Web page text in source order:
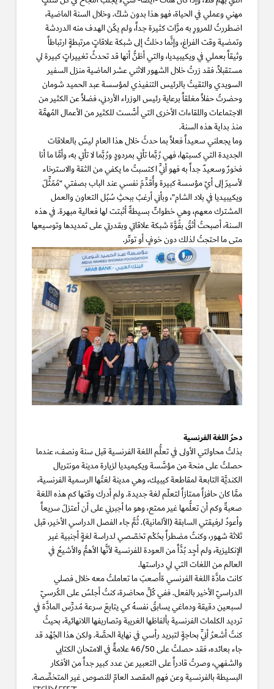
مهني وعملي في الحياة، فهو هذا بدون شكّ. وخلال السنة الماضية،
اضطررتُ للمرورِ به مرَّات كثيرة جداً، ولم يكُن الهدف منه الدردشة
وتمضية وقت الفراغ، وإنَّما دخلتُ إلى شبكة علاقاتٍ مرتبطةٍ ارتباطاً
وثيقاً بعملي في ويكيبيديا، والتي أظنُّ أنها قد تحدثُ تغييراتٍ كبيرة لي
مستقبلاً. فقد زرتُ خلال الشهور الاثني عشر الماضية منزل السفير
السويدي والتقيتُ بالرئيس التنفيذي لمؤسسة عبد الحميد شومان
وحضرتُ حفلاً مغلقاً برعاية رئيس الوزراء الأردني، فضلاً عن الكثير من
الاجتماعات واللقاءات الأخرى التي أسَّست للكثير من الأعمال المُهمَّة
منذ بداية هذه السنة.
وما يجعلني سعيداً فعلاً بما حدثَ خلال هذا العام ليسَ بالعلاقات
الجديدة التي كسبتها، فهي رُبَّما تأتي بمردودٍ ورُبَّما لا تأتي به، وأمَّا ما أنا
فخورٌ وسعيدٌ جداً به فهو أنِّي اكتسبتُ ما يكفي من الثقة والاسترخاء
لأسيرَ إلى أيّ مؤسسة كبيرة وأُقدِّمَ نفسي عند الباب بصفتي “مُمَثِّلَ
ويكيبيديا في بلاد الشام”، وبأني أرغبُ ببحثِ سُبُل التعاون والعمل
المشترك معهم، وهي خطواتٌ بسيطةٌ أثبتت لها فعالية مبهرة. في هذه
السنة، أصبحتُ أثقُ بقُوَّة شبكة علاقاتي وبقدرتي على تمديدها وتوسيعها
متى ما احتجتُ لذلك دون خوفٍ أو توتّر.
دحرُ اللغة الفرنسية
بذلتُ محاولتي الأولى في تعلُّم اللغة الفرنسية قبل سنة ونصف، عندما
حصلتُ على منحة من مؤسَّسة ويكيميديا لزيارة مدينة مونتريال
الكنديَّة التابعة لمقاطعة كيبيك، وهي مدينة لغتُها الرسمية الفرنسية،
ممَّا كان حافزاً ممتازاً لتعلّم لغة جديدة. ولم أدرك وقتها كم هذه اللغة
صعبةٌ وكم أن تعلُّمها غير ممتع، وهو ما أجبرني على أن أعتزلَ سريعاً
وأعودُ لرفيقتي السابقة (الألمانية). ثُمَّ جاء الفصل الدراسي الأخير، قبل
ثلاثة شهور، وكنتُ مضطراً بحُكْم تخصّصي لدراسة لغةٍ أجنبية غير
الإنكليزية، ولم أجِد بُدَّاً من العودة للفرنسية لأنَّها الأهمُّ والأشيعُ في
العالم من اللغات التي لي دراستها.
كانت مادَّة اللغة الفرنسي ةأصعبَ ما تعاملتُ معه خلال فصلي
الدراسيّ الأخير بالفعل. ففي كُلِّ محاضرة، كنتُ أجلسُ على الكُرسيّ
لسبعين دقيقة ودماغي يسابقُ نفسهُ كي يتابعَ سرعة مُدرِّس المادَّة في
ترديد الكلمات الفرنسية بألفاظها الغريبة وتصاريفها اللانهائية، بحيثُ
كنتُ أشعرُ أنِّي بحاجةٍ لتبريد رأسي في نهاية الحصَّة. ولكن هذا الجُهْد قد
جاء بعائده، فقد حصلتُ على 46/50 علامةً في الامتحان الكتابي
والشفهي، وصرتُ قادراً على التعبير عن عدد كبير جداً من الأفكار
البسيطة بالفرنسية وعن فهمِ المقصد العامّ للنصوص غير المتخصِّصة.